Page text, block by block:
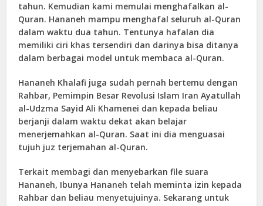
tahun. Kemudian kami memulai menghafalkan al-
Quran. Hananeh mampu menghafal seluruh al-Quran
dalam waktu dua tahun. Tentunya hafalan dia
memiliki ciri khas tersendiri dan darinya bisa ditanya
dalam berbagai model untuk membaca al-Quran.
Hananeh Khalafi juga sudah pernah bertemu dengan
Rahbar, Pemimpin Besar Revolusi Islam Iran Ayatullah
al-Udzma Sayid Ali Khamenei dan kepada beliau
berjanji dalam waktu dekat akan belajar
menerjemahkan al-Quran. Saat ini dia menguasai
tujuh juz terjemahan al-Quran.
Terkait membagi dan menyebarkan file suara
Hananeh, Ibunya Hananeh telah meminta izin kepada
Rahbar dan beliau menyetujuinya. Sekarang untuk